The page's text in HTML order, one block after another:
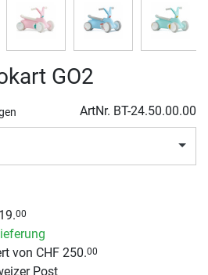
GO2
ArtNr. BT-24.50.00.00
00
von CHF 250.00
Post